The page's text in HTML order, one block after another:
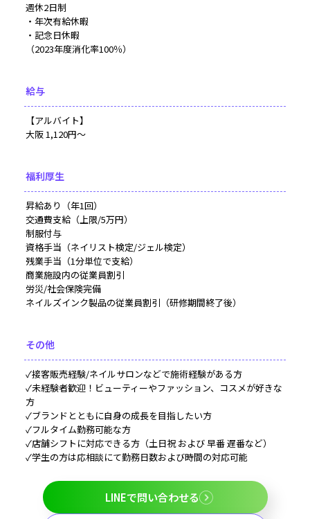
週休2日制
・年次有給休暇
・記念日休暇
（2023年度消化率100％）
給与
【アルバイト】
大阪 1,120円～
福利厚生
昇給あり（年1回）
交通費支給（上限/5万円）
制服付与
資格手当（ネイリスト検定/ジェル検定）
残業手当（1分単位で支給）
商業施設内の従業員割引
労災/社会保険完備
ネイルズインク製品の従業員割引（研修期間終了後）
その他
✓接客販売経験/ネイルサロンなどで施術経験がある方
✓未経験者歓迎！ビューティーやファッション、コスメが好きな
方
✓ブランドとともに自身の成長を目指したい方
✓フルタイム勤務可能な方
✓店舗シフトに対応できる方（土日祝 および 早番 遅番など）
✓学生の方は応相談にて勤務日数および時間の対応可能
LINEで問い合わせる